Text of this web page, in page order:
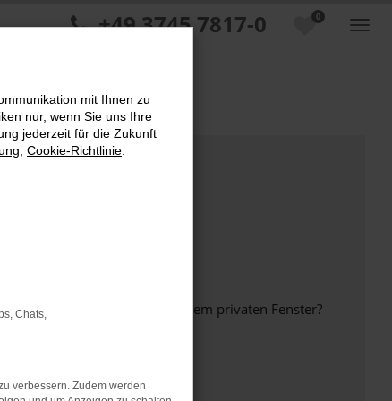
0
+49 3745 7817-0
anderen Browser oder in einem privaten Fenster?
mit Ihnen zu
nur, wenn Sie uns Ihre
jederzeit für die Zukunft
Cookie-Richtlinie
Chats,
verbessern. Zudem werden